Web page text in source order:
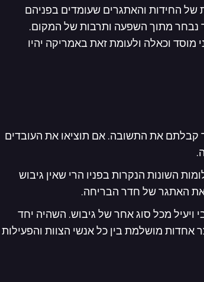
של החידות והאתגרים שעומדים בפניהם
נבחר מתוך השפעה ותרבות של המקום.
מוסד וכאלה ולעומת זאת באמריקה יהיו
קבלתם את התשובה. אם תוציאו את העובדים
השונות הנקרות בפניו הרי שאין גיבוש
את האתגר של חדר הבריחה.
ויעיל מכל סוג אחר של גיבוש. השהיה יחד
מושלמת בין כל אנשי הצוות והפעילות